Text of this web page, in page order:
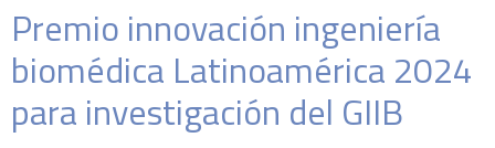
Premio innovación ingeniería
biomédica Latinoamérica 2024
para investigación del GIIB